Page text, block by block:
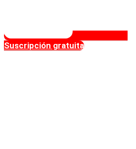
Suscripción gratuita